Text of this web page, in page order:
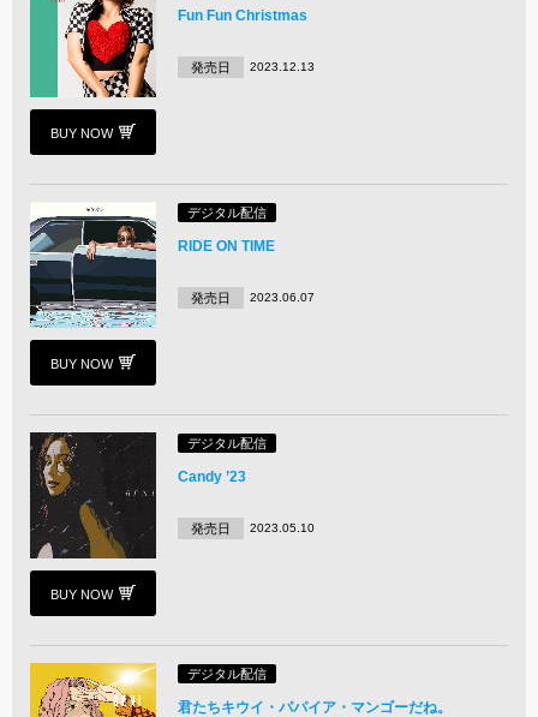
BUY NOW
Fun Fun Christmas
発売日 2023.12.13
BUY NOW
デジタル配信
RIDE ON TIME
発売日 2023.06.07
BUY NOW
デジタル配信
Candy ’23
発売日 2023.05.10
デジタル配信
君たちキウイ・パパイア・マンゴーだね。